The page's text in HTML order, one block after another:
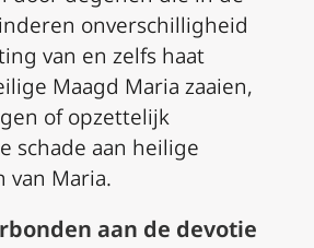
onverschilligheid
van en zelfs haat
Maagd Maria zaaien,
of opzettelijk
schade aan heilige
van Maria.
aan de devotie